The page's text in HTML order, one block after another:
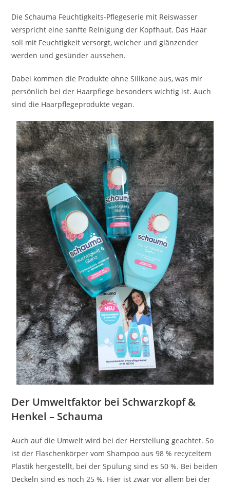
Die Schauma Feuchtigkeits-Pflegeserie mit Reiswasser
verspricht eine sanfte Reinigung der Kopfhaut. Das Haar
soll mit Feuchtigkeit versorgt, weicher und glänzender
werden und gesünder aussehen.
Dabei kommen die Produkte ohne Silikone aus, was mir
persönlich bei der Haarpflege besonders wichtig ist. Auch
sind die Haarpflegeprodukte vegan.
Der Umweltfaktor bei Schwarzkopf &
Henkel – Schauma
Auch auf die Umwelt wird bei der Herstellung geachtet. So
ist der Flaschenkörper vom Shampoo aus 98 % recyceltem
Plastik hergestellt, bei der Spülung sind es 50 %. Bei beiden
Deckeln sind es noch 25 %. Hier ist zwar vor allem bei der